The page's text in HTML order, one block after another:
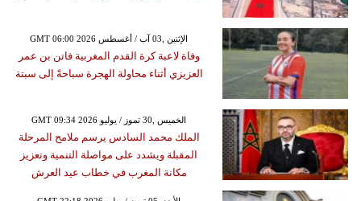
GMT 06:00 2026 الإثنين ,03 آب / أغسطس
وفاة لاعبة كرة القدم المغربية فاتن بن عمر
العزيزي أثناء محاولة الهجرة سباحةً إلى سبتة
GMT 09:34 2026 الخميس ,30 تموز / يوليو
الملك محمد السادس يرسم ملامح المرحلة
المقبلة ويشدد على مواصلة التنمية وتعزيز
مكانة المغرب في خطاب عيد العرش